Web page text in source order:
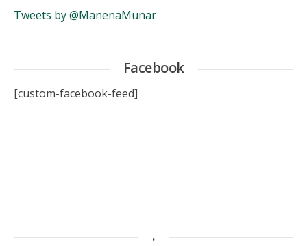
Tweets by @ManenaMunar
Facebook
[custom-facebook-feed]
.